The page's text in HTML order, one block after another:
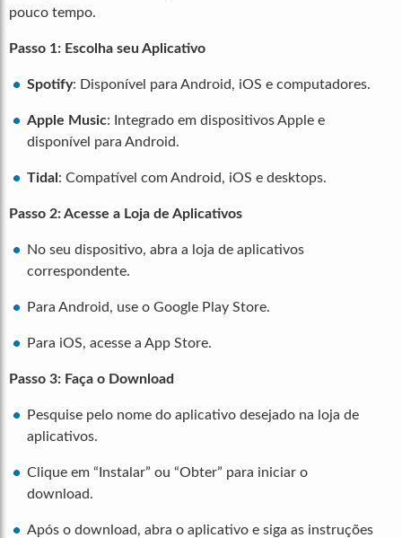
pouco tempo.
Passo 1: Escolha seu Aplicativo
Spotify: Disponível para Android, iOS e computadores.
Apple Music: Integrado em dispositivos Apple e
disponível para Android.
Tidal : Compatível com Android, iOS e desktops.
Passo 2: Acesse a Loja de Aplicativos
No seu dispositivo, abra a loja de aplicativos
correspondente.
Para Android, use o Google Play Store.
Para iOS, acesse a App Store.
Passo 3: Faça o Download
Pesquise pelo nome do aplicativo desejado na loja de
aplicativos.
Clique em “Instalar” ou “Obter” para iniciar o
download.
Após o download, abra o aplicativo e siga as instruções